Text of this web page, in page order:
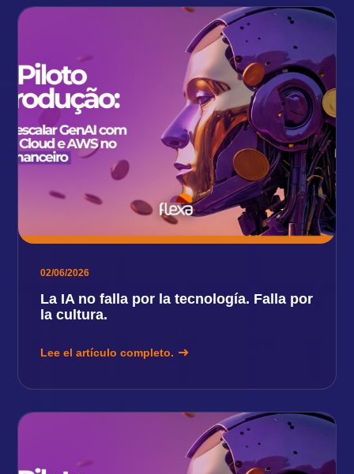
02/06/2026
La IA no falla por la tecnología. Falla por
la cultura.
Lee el artículo completo.